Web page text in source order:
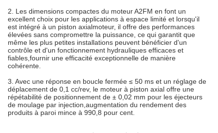
2. Les dimensions compactes du moteur A2FM en font un
excellent choix pour les applications à espace limité et lorsqu'il
est intégré à un piston axialmoteur, il offre des performances
élevées sans compromettre la puissance, ce qui garantit que
même les plus petites installations peuvent bénéficier d'un
contrôle et d'un fonctionnement hydrauliques efficaces et
fiables,fournir une efficacité exceptionnelle de manière
cohérente.
3. Avec une réponse en boucle fermée ≤ 50 ms et un réglage de
déplacement de 0,1 cc/rev, le moteur à piston axial offre une
répétabilité de positionnement de ± 0,02 mm pour les éjecteurs
de moulage par injection,augmentation du rendement des
produits à paroi mince à 990,8 pour cent.